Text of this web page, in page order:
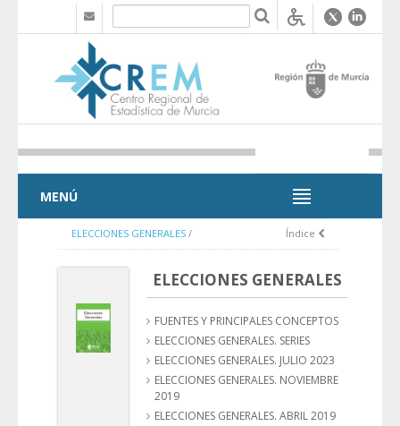
Saltar al contenido
MENÚ
ELECCIONES GENERALES / Índice
ELECCIONES GENERALES
FUENTES Y PRINCIPALES CONCEPTOS
ELECCIONES GENERALES. SERIES
ELECCIONES GENERALES. JULIO 2023
ELECCIONES GENERALES. NOVIEMBRE
2019
ELECCIONES GENERALES. ABRIL 2019